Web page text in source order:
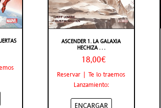
ASCENDER 1. LA GALAXIA
HECHIZA . . .
18,00€
Reservar | Te lo traemos
Lanzamiento:
ENCARGAR